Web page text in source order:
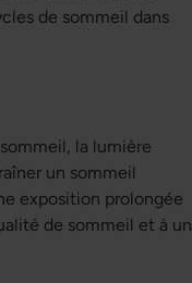
de sommeil dans
la lumière
un sommeil
exposition prolongée
de sommeil et à un